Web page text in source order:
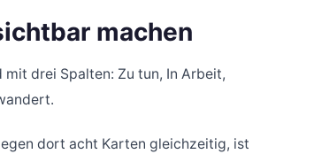
machen
drei Spalten: Zu tun, In Arbeit,
dort acht Karten gleichzeitig, ist